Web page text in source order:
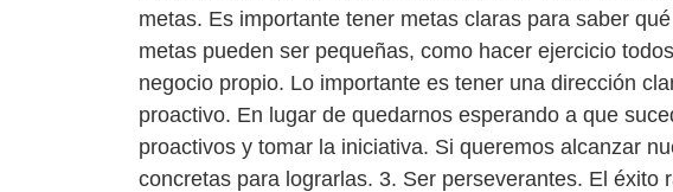
metas. Es importante tener metas claras para saber
metas pueden ser pequeñas, como hacer ejercicio
negocio propio. Lo importante es tener una dirección
proactivo. En lugar de quedarnos esperando a que
proactivos y tomar la iniciativa. Si queremos alcanzar
concretas para lograrlas. 3. Ser perseverantes. El éxito